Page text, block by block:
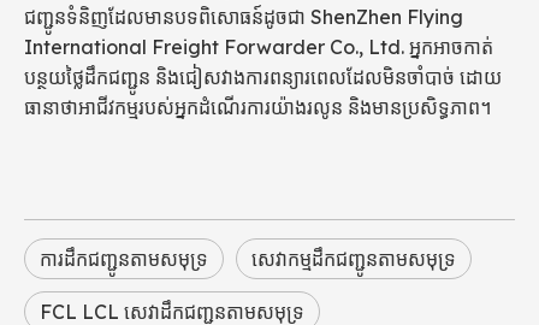
ជញ្ជូនទំនិញដែលមានបទពិសោធន៍ដូចជា ShenZhen Flying
International Freight Forwarder Co., Ltd. អ្នកអាចកាត់
បន្ថយថ្លៃដឹកជញ្ជូន និងជៀសវាងការពន្យារពេលដែលមិនចាំបាច់ ដោយ
ធានាថាអាជីវកម្មរបស់អ្នកដំណើរការយ៉ាងរលូន និងមានប្រសិទ្ធភាព។
ការដឹកជញ្ជូនតាមសមុទ្រ សេវាកម្មដឹកជញ្ជូនតាមសមុទ្រ
FCL LCL សេវាដឹកជញ្ជូនតាមសមុទ្រ